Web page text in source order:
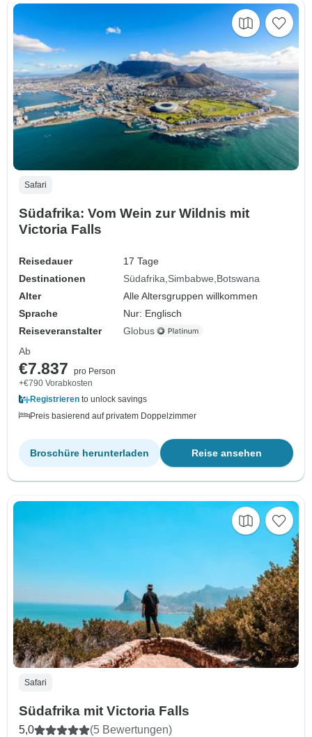
Safari
Südafrika: Vom Wein zur Wildnis mit
Victoria Falls
Reisedauer
17 Tage
Destinationen
Südafrika Simbabwe Botswana
Alter
Alle Altersgruppen willkommen
Sprache
Nur: Englisch
Reiseveranstalter
Globus
Ab
€7.837
pro Person
+€790 Vorabkosten
Registrieren to unlock savings
Preis basierend auf privatem Doppelzimmer
Reise ansehen
Broschüre herunterladen
Safari
Südafrika mit Victoria Falls
5,0 (5 Bewertungen)